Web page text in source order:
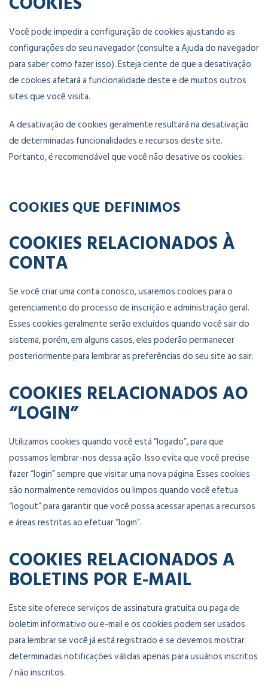
Você pode impedir a configuração de cookies ajustando as
configurações do seu navegador (consulte a Ajuda do navegador
para saber como fazer isso). Esteja ciente de que a desativação
de cookies afetará a funcionalidade deste e de muitos outros
sites que você visita.
A desativação de cookies geralmente resultará na desativação
de determinadas funcionalidades e recursos deste site.
Portanto, é recomendável que você não desative os cookies.
COOKIES QUE DEFINIMOS
COOKIES RELACIONADOS À
CONTA
Se você criar uma conta conosco, usaremos cookies para o
gerenciamento do processo de inscrição e administração geral.
Esses cookies geralmente serão excluídos quando você sair do
sistema, porém, em alguns casos, eles poderão permanecer
posteriormente para lembrar as preferências do seu site ao sair.
COOKIES RELACIONADOS AO
“LOGIN”
Utilizamos cookies quando você está “logado”, para que
possamos lembrar-nos dessa ação. Isso evita que você precise
fazer “login” sempre que visitar uma nova página. Esses cookies
são normalmente removidos ou limpos quando você efetua
“logout” para garantir que você possa acessar apenas a recursos
e áreas restritas ao efetuar “login”.
COOKIES RELACIONADOS A
BOLETINS POR E-MAIL
Este site oferece serviços de assinatura gratuita ou paga de
boletim informativo ou e-mail e os cookies podem ser usados ​​
para lembrar se você já está registrado e se devemos mostrar
determinadas notificações válidas apenas para usuários inscritos
/ não inscritos.